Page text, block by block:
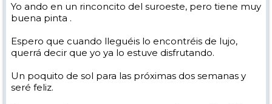
Yo ando en un rinconcito del suroeste, pero tiene muy
buena pinta .
Espero que cuando lleguéis lo encontréis de lujo,
querrá decir que yo ya lo estuve disfrutando.
Un poquito de sol para las próximas dos semanas y
seré feliz.